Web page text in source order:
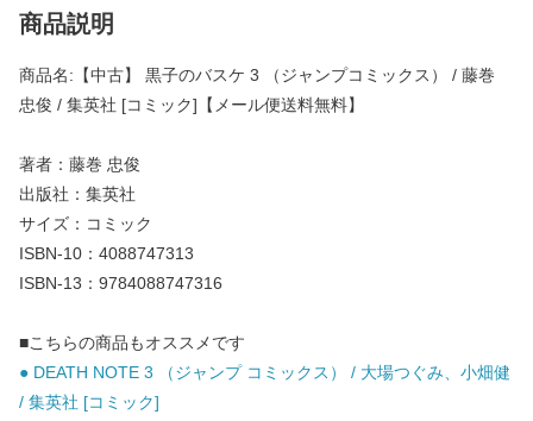
商品説明
商品名:【中古】 黒子のバスケ 3 （ジャンプコミックス） / 藤巻
忠俊 / 集英社 [コミック]【メール便送料無料】
著者：藤巻 忠俊
出版社：集英社
サイズ：コミック
ISBN-10：4088747313
ISBN-13：9784088747316
■こちらの商品もオススメです
● DEATH NOTE 3 （ジャンプ コミックス） / 大場つぐみ、小畑健
/ 集英社 [コミック]